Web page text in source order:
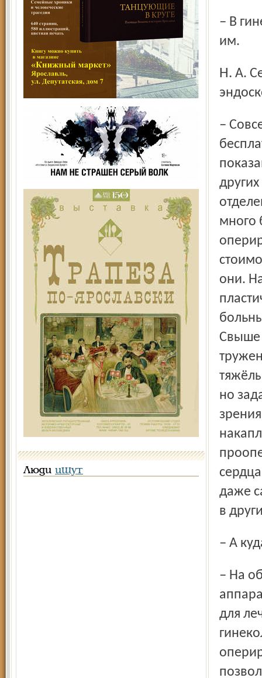
Люди ищут
– В гинекологическом отделении ярославской больницы
им.
Н. А. Семашко, которым вы заведуете, все
– Совсем нет. Красноперекоп­ским женщинам делаем
много
они.
Свыше
но
даже
в
– А
– На оборудование. Ведь помимо техники операции и
для